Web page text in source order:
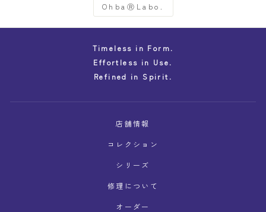
OhbaⓇLabo.
Timeless in Form.
Effortless in Use.
Refined in Spirit.
店舗情報
コレクション
シリーズ
修理について
オーダー